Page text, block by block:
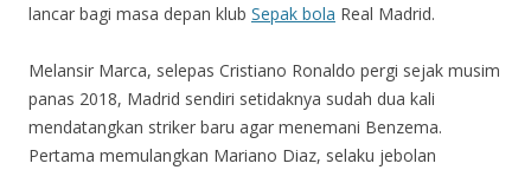
lancar bagi masa depan klub Sepak bola Real Madrid.
Melansir Marca, selepas Cristiano Ronaldo pergi sejak musim
panas 2018, Madrid sendiri setidaknya sudah dua kali
mendatangkan striker baru agar menemani Benzema.
Pertama memulangkan Mariano Diaz, selaku jebolan